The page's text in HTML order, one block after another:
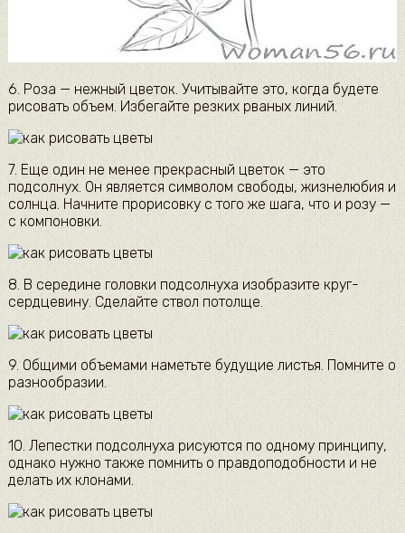
6. Роза — нежный цветок. Учитывайте это, когда будете
рисовать объем. Избегайте резких рваных линий.
7. Еще один не менее прекрасный цветок — это
подсолнух. Он является символом свободы, жизнелюбия и
солнца. Начните прорисовку с того же шага, что и розу —
с компоновки.
8. В середине головки подсолнуха изобразите круг-
сердцевину. Сделайте ствол потолще.
9. Общими объемами наметьте будущие листья. Помните о
разнообразии.
10. Лепестки подсолнуха рисуются по одному принципу,
однако нужно также помнить о правдоподобности и не
делать их клонами.